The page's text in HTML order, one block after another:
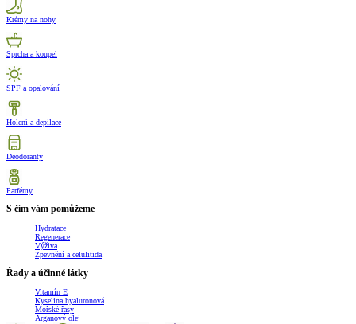
Krémy na nohy
Sprcha a koupel
SPF a opalování
Holení a depilace
Deodoranty
Parfémy
S čím vám pomůžeme
Hydratace
Regenerace
Výživa
Zpevnění a celulitida
Řady a účinné látky
Vitamín E
Kyselina hyaluronová
Mořské řasy
Arganový olej